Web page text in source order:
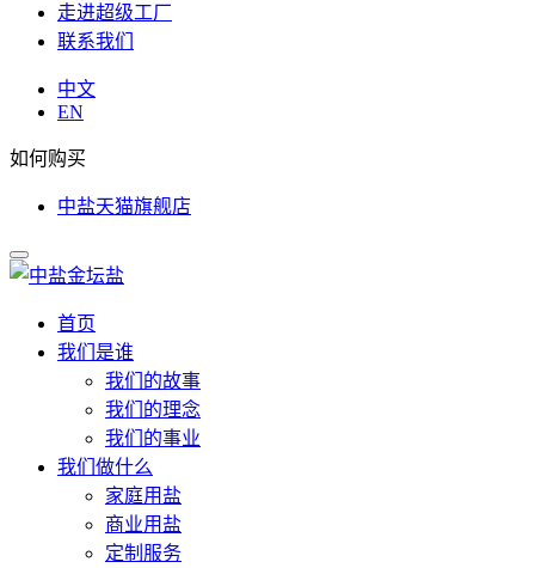
走进超级工厂
联系我们
中文
EN
如何购买
中盐天猫旗舰店
首页
我们是谁
我们的故事
我们的理念
我们的事业
我们做什么
家庭用盐
商业用盐
定制服务